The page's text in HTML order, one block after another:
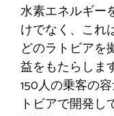
水素エネルギー
けでなく、これ
どのラトビアを
益をもたらしま
150人の乗客の
トビアで開発し